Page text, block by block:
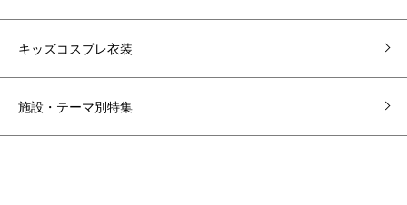
キッズコスプレ衣装
施設・テーマ別特集